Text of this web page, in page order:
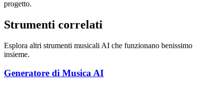
progetto.
Strumenti correlati
Esplora altri strumenti musicali AI che funzionano benissimo
insieme.
Generatore di Musica AI